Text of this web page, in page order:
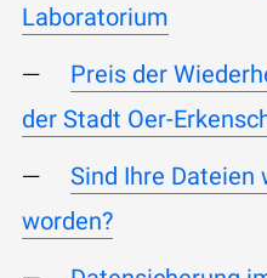
Laboratorium
Preis der
der Stadt Oer-
Sind Ihre Dateien
worden?